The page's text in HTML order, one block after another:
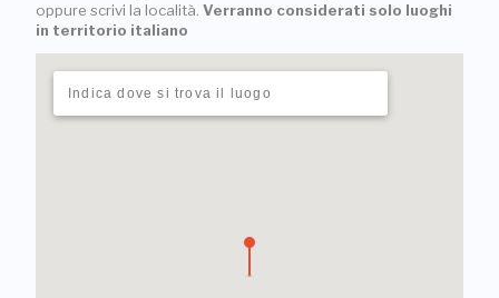
oppure scrivi la località. Verranno considerati solo luoghi
in territorio italiano